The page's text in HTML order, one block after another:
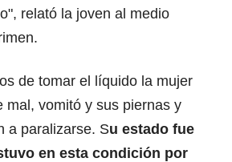
relató la joven al medio
de tomar el líquido la mujer
mal, vomitó y sus piernas y
a paralizarse. Su estado fue
en esta condición por